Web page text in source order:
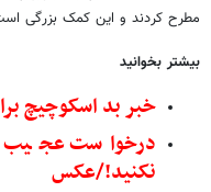
مطرح کردند و این کمک بزرگی
بیشتر بخوانید
خبر بد اسکوچیچ
درخواست عجیب
نکنید!/عکس